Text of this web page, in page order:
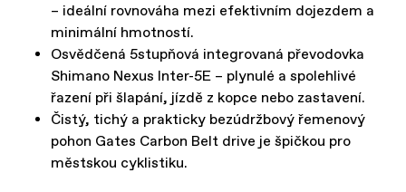
– ideální rovnováha mezi efektivním dojezdem a
minimální hmotností.
Osvědčená 5stupňová integrovaná převodovka
Shimano Nexus Inter-5E – plynulé a spolehlivé
řazení při šlapání, jízdě z kopce nebo zastavení.
Čistý, tichý a prakticky bezúdržbový řemenový
pohon Gates Carbon Belt drive je špičkou pro
městskou cyklistiku.